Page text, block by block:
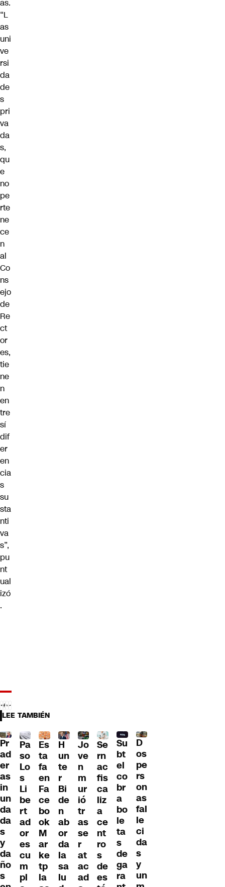
as.
“L
as
uni
ve
rsi
da
de
s
pri
va
da
s,
qu
e
no
pe
rte
ne
ce
n
al
Co
ns
ejo
de
Re
ct
or
es,
tie
ne
n
en
tre
sí
dif
er
en
cia
s
su
sta
nti
va
s”,
pu
nt
ual
izó
.
LEE TAMBIÉN
Pr
ad
er
as
in
un
da
da
s
y
da
ño
s
Pa
so
Lo
s
Li
be
rt
ad
or
es
cu
m
pl
Es
ta
fa
en
Fa
ce
bo
ok
M
ar
ke
tp
la
H
un
te
r
Bi
de
n
ab
or
da
la
sa
lu
Jo
ve
n
m
ur
ió
tr
as
se
r
at
ac
ad
Se
rn
ac
fis
ca
liz
a
ce
nt
ro
s
de
es
Su
bt
el
co
br
a
bo
le
ta
s
de
ga
ra
D
os
pe
rs
on
as
fal
le
ci
da
s
y
un